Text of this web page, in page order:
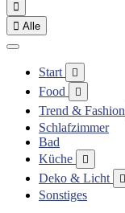

 Alle
Start 
Food 
Trend & Fashion
Schlafzimmer
Bad
Küche

Deko & Licht 
Sonstiges